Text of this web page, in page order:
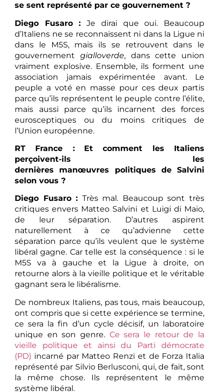
se sent représenté par ce gouvernement ?
Diego Fusaro : Je dirai que oui. Beaucoup
d’Italiens ne se reconnaissent ni dans la Ligue ni
dans le M5S, mais ils se retrouvent dans le
gouvernement gialloverde, dans cette union
vraiment explosive. Ensemble, ils forment une
association jamais expérimentée avant. Le
peuple a voté en masse pour ces deux partis
parce qu’ils représentent le peuple contre l’élite,
mais aussi parce qu’ils incarnent des forces
eurosceptiques ou du moins critiques de
l’Union européenne.
RT France :
Et comment les Italiens
perçoivent-ils les
dernières manœuvres politiques de Salvini
selon vous ?
Diego Fusaro : Très mal. Beaucoup sont très
critiques envers Matteo Salvini et Luigi di Maio,
de leur séparation. D’autres aspirent
naturellement à ce qu’advienne cette
séparation parce qu’ils veulent que le système
libéral gagne. Car telle est la conséquence : si le
M5S va à gauche et la Ligue à droite, on
retourne alors à la vieille politique et le véritable
gagnant sera le libéralisme.
De nombreux Italiens, pas tous, mais beaucoup,
ont compris que si cette expérience se termine,
ce sera la fin d’un cycle décisif, un laboratoire
unique en son genre. Ce sera le retour de la
vieille politique et ainsi du Parti démocrate
(PD) incarné par Matteo Renzi et de Forza Italia
représenté par Silvio Berlusconi, qui, de fait, sont
la même chose. Ils représentent le même
système libéral.